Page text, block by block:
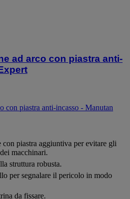
ad arco con piastra anti-
con piastra anti-incasso - Manutan
piastra aggiuntiva per evitare gli
macchinari.
struttura robusta.
per segnalare il pericolo in modo
da fissare.